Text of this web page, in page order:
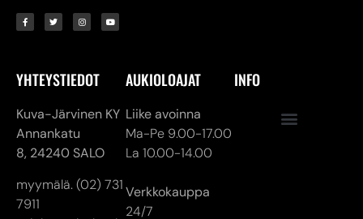
Kuva-Järvinen KY
Annankatu
myymälä. (02) 731
asiakaspalvelu@kuva-
jarvinen.com
Verkkokauppa
24/7